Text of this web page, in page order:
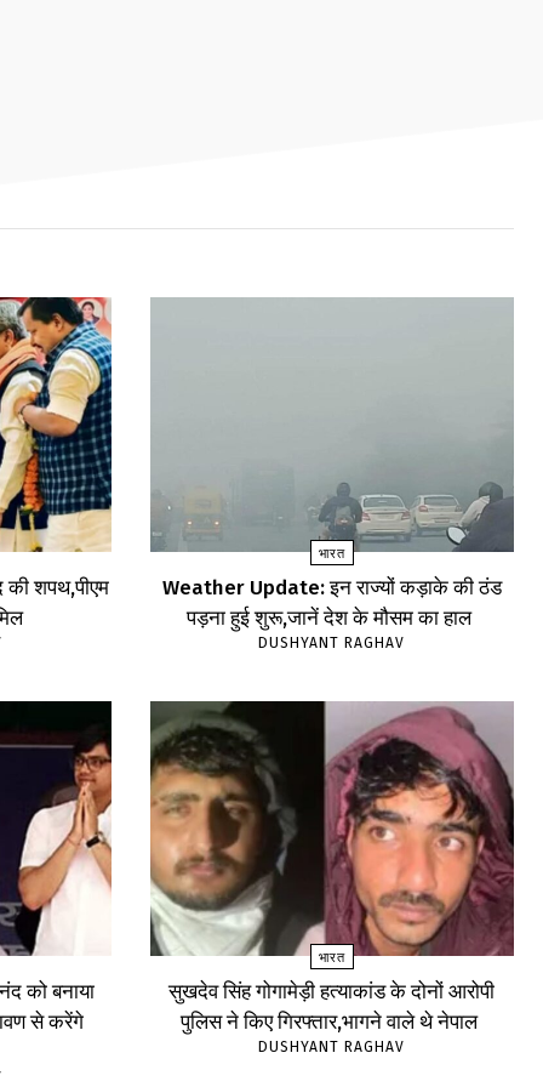
की शपथ,पीएम
भारत
Weather Update: इन राज्यों कड़ाके की ठंड
पड़ना हुई शुरू,जानें देश के मौसम का हाल
DUSHYANT RAGHAV
को बनाया
से करेंगे
भारत
सुखदेव सिंह गोगामेड़ी हत्याकांड के दोनों आरोपी
पुलिस ने किए गिरफ्तार,भागने वाले थे नेपाल
DUSHYANT RAGHAV